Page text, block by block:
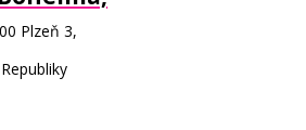
Plzeň 3,